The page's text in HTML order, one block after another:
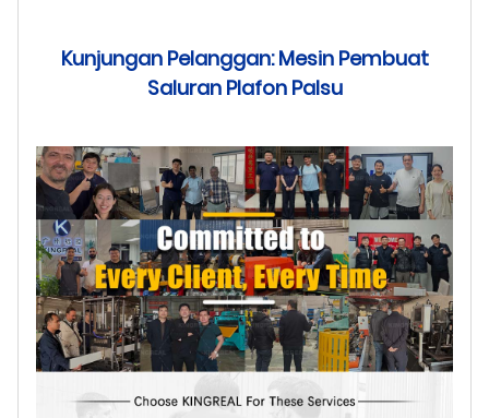
Kunjungan Pelanggan: Mesin Pembuat
Saluran Plafon Palsu